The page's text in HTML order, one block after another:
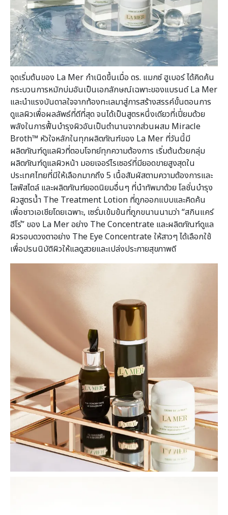
จุดเริ่มต้นของ La Mer กำเนิดขึ้นเมื่อ ดร. แมกซ์ ฮูเบอร์ ได้คิดค้น
กระบวนการหมักบ่มอันเป็นเอกลักษณ์เฉพาะของแบรนด์ La Mer
และนำแรงบันดาลใจจากท้องทะเลมาสู่การสร้างสรรค์ขั้นตอนการ
ดูแลผิวเพื่อผลลัพธ์ที่ดีที่สุด จนได้เป็นสูตรหนึ่งเดียวที่เปี่ยมด้วย
พลังในการฟื้นบำรุงผิวอันเป็นตำนานจากส่วนผสม Miracle
Broth™ หัวใจหลักในทุกผลิตภัณฑ์ของ La Mer ที่วันนี้มี
ผลิตภัณฑ์ดูแลผิวที่ตอบโจทย์ทุกความต้องการ เริ่มต้นด้วยกลุ่ม
ผลิตภัณฑ์ดูแลผิวหน้า มอยเจอร์ไรเซอร์ที่มียอดขายสูงสุดใน
ประเทศไทยที่มีให้เลือกมากถึง 5 เนื้อสัมผัสตามความต้องการและ
ไลฟ์สไตล์ และผลิตภัณฑ์ยอดนิยมอื่นๆ ที่นำทัพมาด้วย โลชั่นบำรุง
ผิวสูตรน้ำ The Treatment Lotion ที่ถูกออกแบบและคิดค้น
เพื่อชาวเอเชียโดยเฉพาะ, เซรั่มเข้มข้นที่ถูกขนานนามว่า “สกินแคร์
ฮีโร่” ของ La Mer อย่าง The Concentrate และผลิตภัณฑ์ดูแล
ผิวรอบดวงตาอย่าง The Eye Concentrate ให้สาวๆ ได้เลือกใช้
เพื่อปรนนิบัติผิวให้แลดูสวยและเปล่งประกายสุขภาพดี